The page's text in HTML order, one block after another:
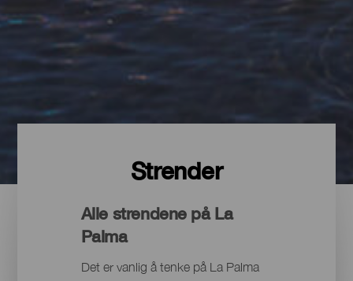
Strender
Alle strendene på La
Palma
Det er vanlig å tenke på La Palma